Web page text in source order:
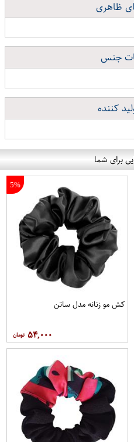
ظاهری
جنس
کننده
برای شما
5%
کش مو زنانه مدل ساتن
۵۴,۰۰۰